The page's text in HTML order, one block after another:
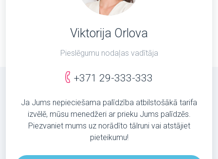
Viktorija Orlova
Pieslēgumu nodaļas vadītāja
+371 29-333-333
Ja Jums nepieciešama palīdzība atbilstošākā tarifa
izvēlē, mūsu menedžeri ar prieku Jums palīdzēs.
Piezvaniet mums uz norādīto tālruni vai atstājiet
pieteikumu!